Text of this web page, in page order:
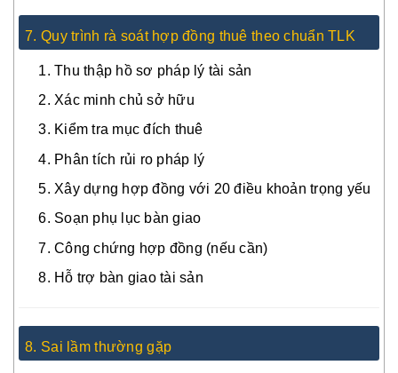
7. Quy trình rà soát hợp đồng thuê theo chuẩn TLK
Thu thập hồ sơ pháp lý tài sản
Xác minh chủ sở hữu
Kiểm tra mục đích thuê
Phân tích rủi ro pháp lý
Xây dựng hợp đồng với 20 điều khoản trọng yếu
Soạn phụ lục bàn giao
Công chứng hợp đồng (nếu cần)
Hỗ trợ bàn giao tài sản
8. Sai lầm thường gặp